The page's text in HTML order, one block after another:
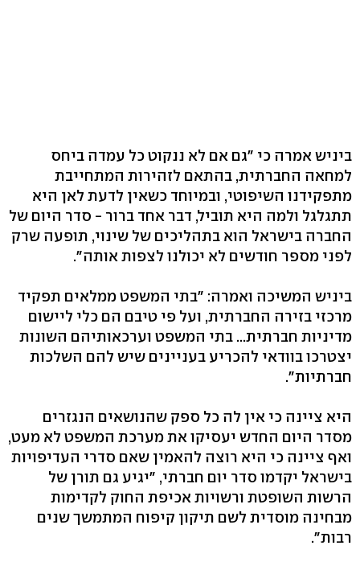
ביניש אמרה כי "גם אם לא ננקוט כל עמדה ביחס
למחאה החברתית, בהתאם לזהירות המתחייבת
מתפקידנו השיפוטי, ובמיוחד כשאין לדעת לאן היא
תתגלגל ולמה היא תוביל, דבר אחד ברור - סדר היום של
החברה בישראל הוא בתהליכים של שינוי, תופעה שרק
לפני מספר חודשים לא יכולנו לצפות אותה".
ביניש המשיכה ואמרה: "בתי המשפט ממלאים תפקיד
מרכזי בזירה החברתית, ועל פי טיבם הם כלי ליישום
מדיניות חברתית... בתי המשפט וערכאותיהם השונות
יצטרכו בוודאי להכריע בעניינים שיש להם השלכות
חברתיות".
היא ציינה כי אין לה כל ספק שהנושאים הנגזרים
מסדר היום החדש יעסיקו את מערכת המשפט לא מעט,
ואף ציינה כי היא רוצה להאמין שאם סדרי העדיפויות
בישראל יקדמו סדר יום חברתי, "יגיע גם תורן של
הרשות השופטת ורשויות אכיפת החוק לקדימות
מבחינה מוסדית לשם תיקון קיפוח המתמשך שנים
רבות".